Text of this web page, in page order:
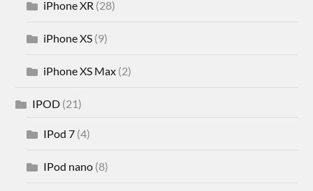
iPhone XR (28)
iPhone XS (9)
iPhone XS Max (2)
IPOD (21)
IPod 7 (4)
IPod nano (8)